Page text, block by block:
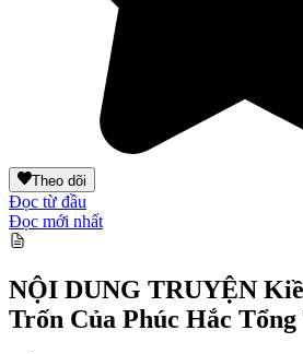
Theo dõi
Đọc từ đầu
Đọc mới nhất
NỘI DUNG TRUYỆN
Trốn Của Phúc Hắc